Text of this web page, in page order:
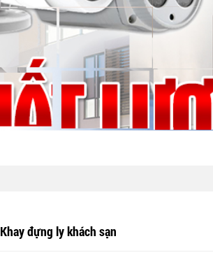
Khay đựng ly khách sạn